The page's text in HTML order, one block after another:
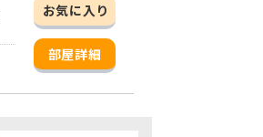
お気に入り
部屋詳細